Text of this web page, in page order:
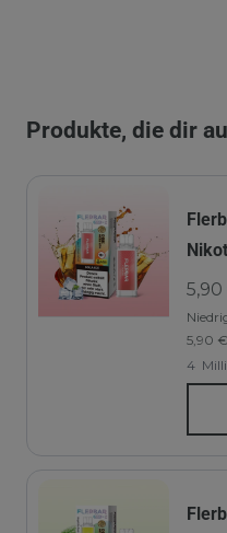
Produkte, die dir
5,90 €
4